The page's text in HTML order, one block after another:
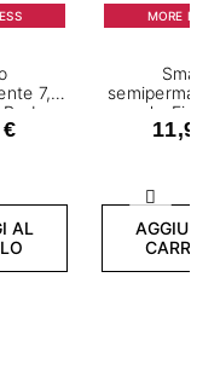
7,2
Red
AL
MORE
ml -